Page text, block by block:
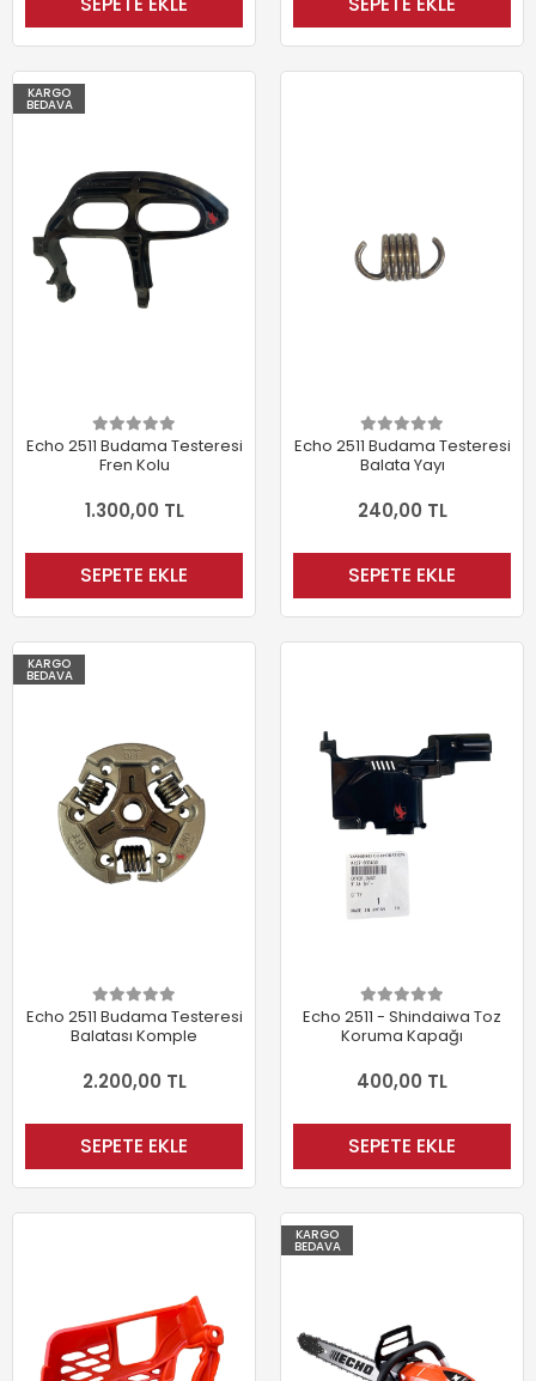
KARGO
BEDAVA
Echo 2511 Budama Testeresi
Fren Kolu
1.300,00 TL
SEPETE EKLE
Echo 2511 Budama Testeresi
Balata Yayı
240,00 TL
SEPETE EKLE
KARGO
BEDAVA
Echo 2511 Budama Testeresi
Balatası Komple
2.200,00 TL
SEPETE EKLE
Echo 2511 - Shindaiwa Toz
Koruma Kapağı
400,00 TL
SEPETE EKLE
KARGO
BEDAVA